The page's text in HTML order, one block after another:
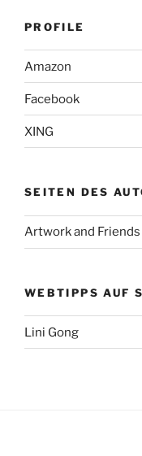
PROFILE
Amazon
Facebook
XING
SEITEN DES
Artwork and Friends
WEBTIPPS AUF
Lini Gong